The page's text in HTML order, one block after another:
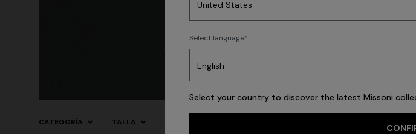
VestidosPuntoPantalonesCamisetas y TopsCamisas y
CATEGORÍA TALLA
Select language
Select your country to discover the latest Missoni
Vestidos Party Edit